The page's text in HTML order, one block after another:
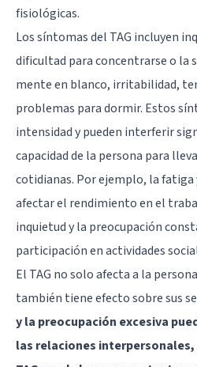
fisiológicas.
Los síntomas del TAG incluyen
dificultad para concentrarse o la
mente en blanco, irritabilidad,
problemas para dormir. Estos
intensidad y pueden interferir
capacidad de la persona para
cotidianas. Por ejemplo, la
afectar el rendimiento en el
inquietud y la preocupación
participación en actividades
El TAG no solo afecta a la
también tiene efecto sobre sus
y la preocupación excesiva
las relaciones interpersonales,